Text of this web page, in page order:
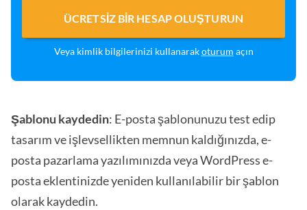
ÜCRETSIZ BIR HESAP OLUŞTURUN
Veya kimlik bilgilerinizi kullanarakoturum açın
Şablonu kaydedin: E-posta şablonunuzu test edip
tasarım ve işlevsellikten memnun kaldığınızda, e-
posta pazarlama yazılımınızda veya WordPress e-
posta eklentinizde yeniden kullanılabilir bir şablon
olarak kaydedin.